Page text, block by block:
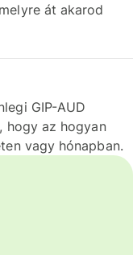
át akarod
GIP-AUD
hogy az hogyan
vagy hónapban.